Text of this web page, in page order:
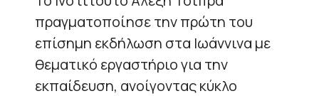
πραγματοποίησε την πρώτη του
επίσημη εκδήλωση στα Ιωάννινα με
θεματικό εργαστήριο για την
εκπαίδευση, ανοίγοντας κύκλο